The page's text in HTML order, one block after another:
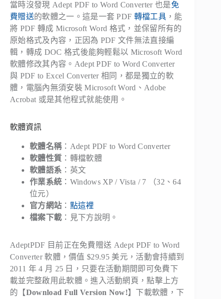
當時沒發現 Adept PDF to Word Converter 也是免
費贈送的軟體之一。這是一套 PDF 轉檔工具 ，能
將 PDF 轉成 Microsoft Word 格式，並保留所有的
原始格式及內容，正因為 PDF 文件無法直接編
輯，轉成 DOC 格式後能夠輕鬆以 Microsoft Word
軟體修改其內容。Adept PDF to Word Converter
與 PDF to Excel Converter 相同，都是獨立的軟
體，電腦內無須安裝 Microsoft Word、Adobe
Acrobat 或是其他程式就能使用。
軟體資訊
軟體名稱：Adept PDF to Word Converter
軟體性質 ：轉檔軟體
軟體語系 ：英文
作業系統 ：Windows XP / Vista / 7 （32、64
位元）
官方網站 ： 點這裡
檔案下載 ：見下方說明。
AdeptPDF 目前正在免費贈送 Adept PDF to Word
Converter 軟體，價值 $29.95 美元，活動會持續到
2011 年 4 月 25 日，只要在活動期間即可免費下
載並完整啟用此軟體。進入活動網頁，點擊上方
的【Download Full Version Now!】下載軟體，下